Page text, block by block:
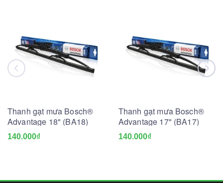
Thanh gạt mưa Bosch®
Advantage 18" (BA18)
140.000₫
Thanh gạt mưa Bosch®
Advantage 17" (BA17)
140.000₫